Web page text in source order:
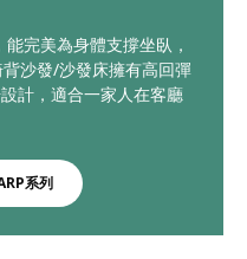
完美為身體支撐坐臥，
沙發/沙發床擁有高回彈
計，適合一家人在客廳
系列